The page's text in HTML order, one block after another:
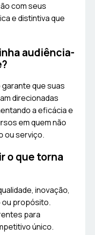
com seus
e distintiva que
audiência-
que suas
direcionadas
a eficácia e
em quem não
ou serviço.
o que torna
inovação,
propósito.
para
único.